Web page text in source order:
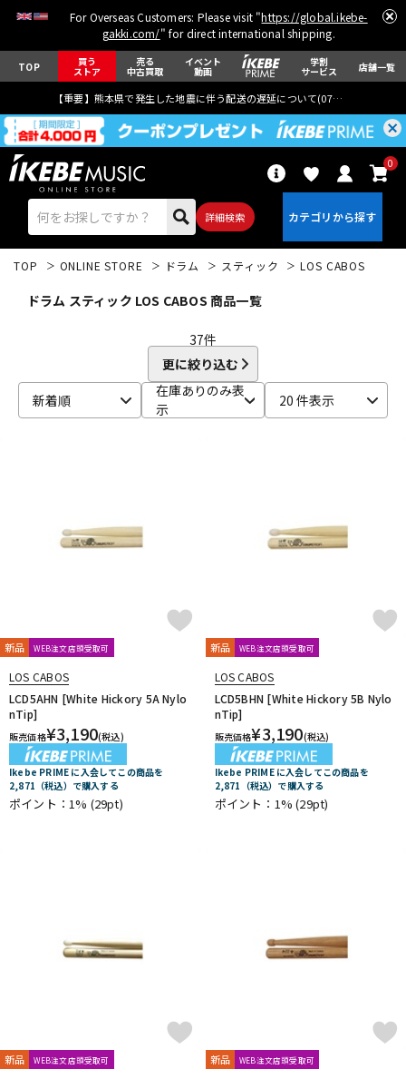
For Overseas Customers: Please visit "https://global.ikebe-
gakki.com/" for direct international shipping.
TOP 買う
ストア
売る
中古買取
イベント
動画
学割
サービス 店舗一覧
【重要】熊本県で発生した地震に伴う配送の遅延について(07月29日
詳細検索
0
アンプ エフェクター
DJ機器 DTM
中古 ヴィンテージ
TOP ONLINE STORE ドラム スティック LOS CABOS
ドラム スティック LOS CABOS 商品一覧
37件
更に絞り込む
新着順
在庫ありのみ表
示
20 件表示
新品 WEB注文店頭受取可
LOS CABOS
LCD5AHN [White Hickory 5A Nylo
nTip]
販売価格¥3,190(税込)
Ikebe PRIME に入会してこの商品を
2,871（税込）で購入する
ポイント：1% (29pt)
新品 WEB注文店頭受取可
LOS CABOS
LCD5BHN [White Hickory 5B Nylo
nTip]
販売価格¥3,190(税込)
Ikebe PRIME に入会してこの商品を
2,871（税込）で購入する
ポイント：1%(29pt)
新品 WEB注文店頭受取可 新品 WEB注文店頭受取可